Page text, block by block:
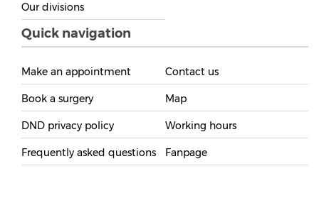
Our divisions
Quick navigation
Make an appointment
Book a surgery
DND privacy policy
Frequently asked questions
Contact us
Map
Working hours
Fanpage